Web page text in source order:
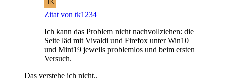
Zitat von tk1234
Ich kann das Problem nicht nachvollziehen: die
Seite läd mit Vivaldi und Firefox unter Win10
und Mint19 jeweils problemlos und beim ersten
Versuch.
Das verstehe ich nicht..